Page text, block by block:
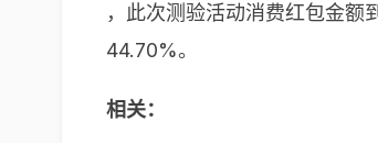
，此次测验活动消费红包金
44.70%。
相关：